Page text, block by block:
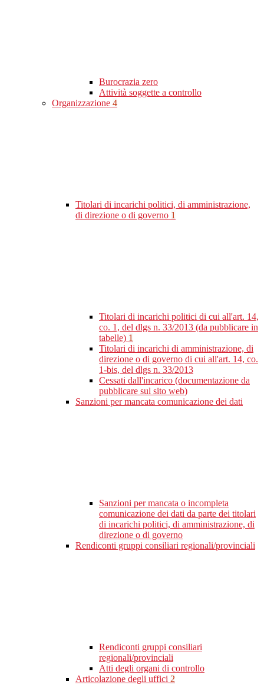
Burocrazia zero
Attività soggette a controllo
Organizzazione 4
Titolari di incarichi politici, di amministrazione,
di direzione o di governo 1
Titolari di incarichi politici di cui all'art. 14,
co. 1, del dlgs n. 33/2013 (da pubblicare in
tabelle) 1
Titolari di incarichi di amministrazione, di
direzione o di governo di cui all'art. 14, co.
1-bis, del dlgs n. 33/2013
Cessati dall'incarico (documentazione da
pubblicare sul sito web)
Sanzioni per mancata comunicazione dei dati
Sanzioni per mancata o incompleta
comunicazione dei dati da parte dei titolari
di incarichi politici, di amministrazione, di
direzione o di governo
Rendiconti gruppi consiliari regionali/provinciali
Rendiconti gruppi consiliari
regionali/provinciali
Atti degli organi di controllo
Articolazione degli uffici 2